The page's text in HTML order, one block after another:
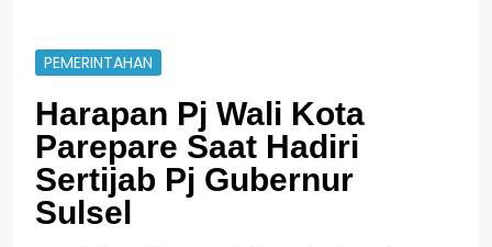
PEMERINTAHAN
Harapan Pj Wali Kota
Parepare Saat Hadiri
Sertijab Pj Gubernur
Sulsel